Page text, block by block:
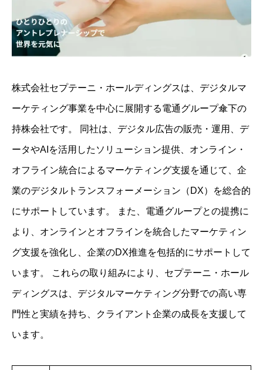
株式会社セプテーニ・ホールディングスは、デジタルマ
ーケティング事業を中心に展開する電通グループ傘下の
持株会社です。 ​同社は、デジタル広告の販売・運用、デ
ータやAIを活用したソリューション提供、オンライン・
オフライン統合によるマーケティング支援を通じて、企
業のデジタルトランスフォーメーション（DX）を総合的
にサポートしています。 ​また、電通グループとの提携に
より、オンラインとオフラインを統合したマーケティン
グ支援を強化し、企業のDX推進を包括的にサポートして
います。 ​これらの取り組みにより、セプテーニ・ホール
ディングスは、デジタルマーケティング分野での高い専
門性と実績を持ち、クライアント企業の成長を支援して
います。